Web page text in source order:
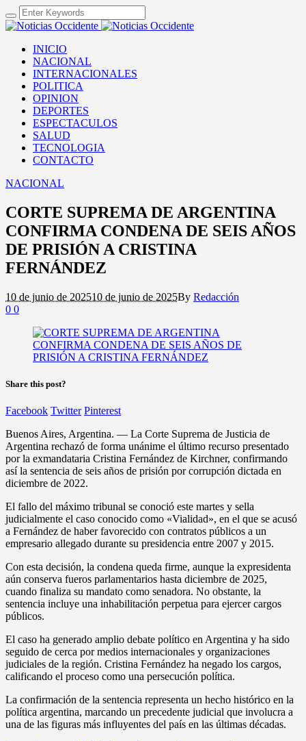
INICIO
NACIONAL
INTERNACIONALES
POLITICA
OPINION
DEPORTES
ESPECTACULOS
SALUD
TECNOLOGIA
CONTACTO
NACIONAL
CORTE SUPREMA DE ARGENTINA
CONFIRMA CONDENA DE SEIS AÑOS
DE PRISIÓN A CRISTINA
FERNÁNDEZ
10 de junio de 202510 de junio de 2025By Redacción
0 0
Share this post?
Facebook Twitter Pinterest
Buenos Aires, Argentina. — La Corte Suprema de Justicia de
Argentina rechazó de forma unánime el último recurso presentado
por la exmandataria Cristina Fernández de Kirchner, confirmando
así la sentencia de seis años de prisión por corrupción dictada en
diciembre de 2022.
El fallo del máximo tribunal se conoció este martes y sella
judicialmente el caso conocido como «Vialidad», en el que se acusó
a Fernández de haber favorecido con contratos públicos a un
empresario allegado durante su presidencia entre 2007 y 2015.
Con esta decisión, la condena queda firme, aunque la expresidenta
aún conserva fueros parlamentarios hasta diciembre de 2025,
cuando finaliza su mandato como senadora. No obstante, la
sentencia incluye una inhabilitación perpetua para ejercer cargos
públicos.
El caso ha generado amplio debate político en Argentina y ha sido
seguido de cerca por medios internacionales y organizaciones
judiciales de la región. Cristina Fernández ha negado los cargos,
calificando el proceso como una persecución política.
La confirmación de la sentencia representa un hecho histórico en la
política argentina, marcando un precedente judicial que involucra a
una de las figuras más influyentes del país en las últimas décadas.